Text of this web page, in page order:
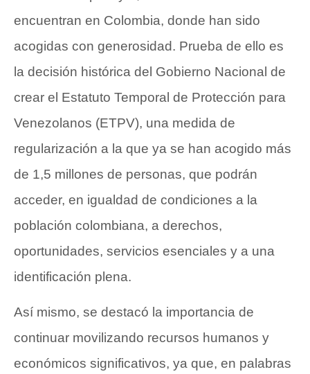
encuentran en Colombia, donde han sido
acogidas con generosidad. Prueba de ello es
la decisión histórica del Gobierno Nacional de
crear el Estatuto Temporal de Protección para
Venezolanos (ETPV), una medida de
regularización a la que ya se han acogido más
de 1,5 millones de personas, que podrán
acceder, en igualdad de condiciones a la
población colombiana, a derechos,
oportunidades, servicios esenciales y a una
identificación plena.
Así mismo, se destacó la importancia de
continuar movilizando recursos humanos y
económicos significativos, ya que, en palabras